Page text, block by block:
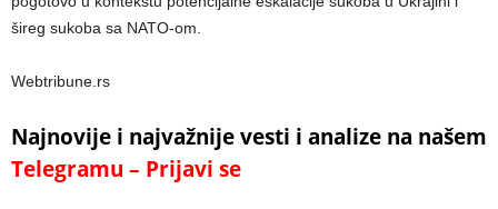
šireg sukoba sa NATO-om.
Webtribune.rs
Najnovije i najvažnije vesti i analize na našem
Telegramu – Prijavi se